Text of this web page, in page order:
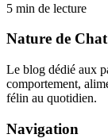
5 min de lecture
Nature de Chat
Le blog dédié aux
comportement,
félin au quotidien.
Navigation